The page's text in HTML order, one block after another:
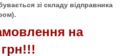
зі складу відправника
на
грн!!!